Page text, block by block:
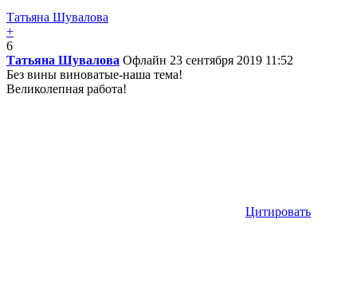
Татьяна Шувалова
+
6
Татьяна Шувалова Офлайн 23 сентября 2019 11:52
Без вины виноватые-наша тема!
Великолепная работа!
Цитировать